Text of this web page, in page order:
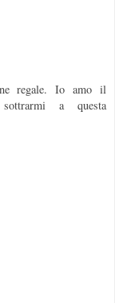
regale. Io amo il
a questa